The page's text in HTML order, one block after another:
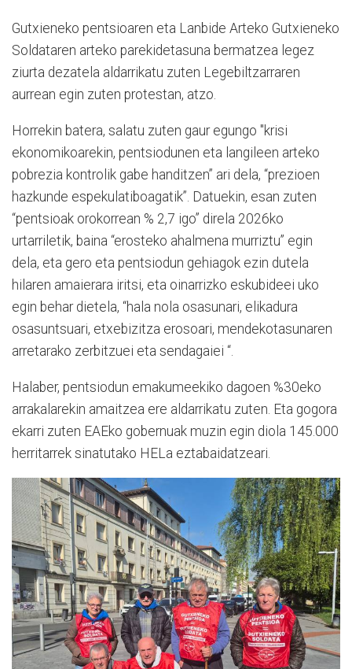
Gutxieneko pentsioaren eta Lanbide Arteko Gutxieneko
Soldataren arteko parekidetasuna bermatzea legez
ziurta dezatela aldarrikatu zuten Legebiltzarraren
aurrean egin zuten protestan, atzo.
Horrekin batera, salatu zuten gaur egungo "krisi
ekonomikoarekin, pentsiodunen eta langileen arteko
pobrezia kontrolik gabe handitzen” ari dela, “prezioen
hazkunde espekulatiboagatik”. Datuekin, esan zuten
“pentsioak orokorrean % 2,7 igo” direla 2026ko
urtarriletik, baina “erosteko ahalmena murriztu” egin
dela, eta gero eta pentsiodun gehiagok ezin dutela
hilaren amaierara iritsi, eta oinarrizko eskubideei uko
egin behar dietela, “hala nola osasunari, elikadura
osasuntsuari, etxebizitza erosoari, mendekotasunaren
arretarako zerbitzuei eta sendagaiei “.
Halaber, pentsiodun emakumeekiko dagoen %30eko
arrakalarekin amaitzea ere aldarrikatu zuten. Eta gogora
ekarri zuten EAEko gobernuak muzin egin diola 145.000
herritarrek sinatutako HELa eztabaidatzeari.